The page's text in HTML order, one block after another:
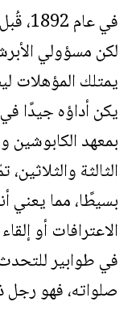
في
لكن مسؤولي
يمتلك المؤهلات
بمعهد
الثالثة
بسيطًا، مما يعني
الاعترافات أو
في طوابير
صلواته، فهو رجل